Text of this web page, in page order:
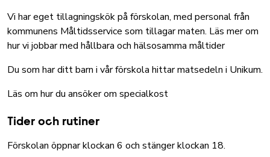
Vi har eget tillagningskök på förskolan, med personal från
kommunens Måltidsservice som tillagar maten. Läs mer om
hur vi jobbar med hållbara och hälsosamma måltider
Du som har ditt barn i vår förskola hittar matsedeln i Unikum.
Läs om hur du ansöker om specialkost
Tider och rutiner
Förskolan öppnar klockan 6 och stänger klockan 18.